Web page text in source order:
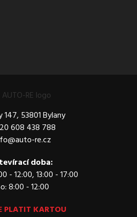
147, 53801 Bylany
608 438 788
re.cz
doba:
- 12:00, 13:00 - 17:00
8:00 - 12:00
PLATIT KARTOU